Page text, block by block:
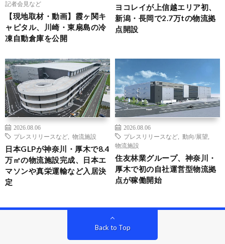
記者会見など
【現地取材・動画】霞ヶ関キ
ャピタル、川崎・東扇島の冷
凍自動倉庫を公開
ヨコレイが上信越エリア初、
新潟・長岡で2.7万tの物流拠
点開設
2026.08.06
プレスリリースなど
物流施設
日本GLPが神奈川・厚木で8.4
万㎡の物流施設完成、日本エ
マソンや真栄運輸など入居決
定
2026.08.06
プレスリリースなど
動向/展望
物流施設
住友林業グループ、神奈川・
厚木で初の自社運営型物流拠
点が稼働開始
Back to Top